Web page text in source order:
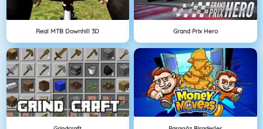
Real MTB Downhill 3D Grand Prix Hero